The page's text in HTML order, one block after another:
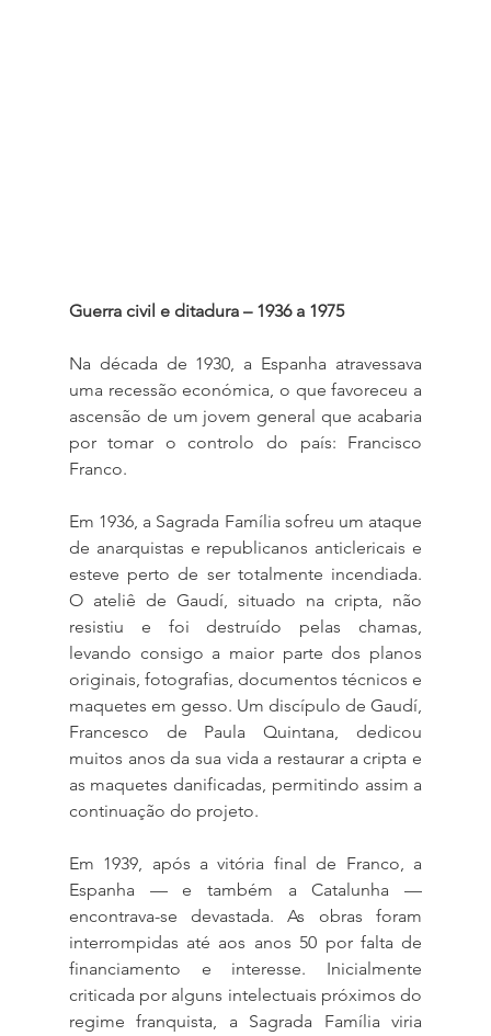
Guerra civil e ditadura – 1936 a 1975
Na década de 1930, a Espanha atravessava
uma recessão económica, o que favoreceu a
ascensão de um jovem general que acabaria
por tomar o controlo do país: Francisco
Franco.
Em 1936, a Sagrada Família sofreu um ataque
de anarquistas e republicanos anticlericais e
esteve perto de ser totalmente incendiada.
O ateliê de Gaudí, situado na cripta, não
resistiu e foi destruído pelas chamas,
levando consigo a maior parte dos planos
originais, fotografias, documentos técnicos e
maquetes em gesso. Um discípulo de Gaudí,
Francesco de Paula Quintana, dedicou
muitos anos da sua vida a restaurar a cripta e
as maquetes danificadas, permitindo assim a
continuação do projeto.
Em 1939, após a vitória final de Franco, a
Espanha — e também a Catalunha —
encontrava-se devastada. As obras foram
interrompidas até aos anos 50 por falta de
financiamento e interesse. Inicialmente
criticada por alguns intelectuais próximos do
regime franquista, a Sagrada Família viria